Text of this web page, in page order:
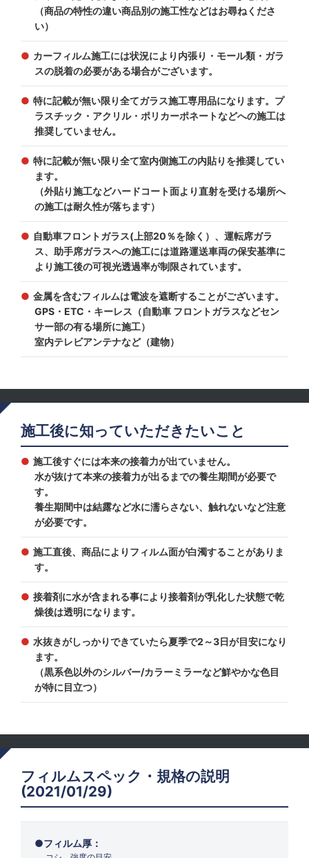
（商品の特性の違い商品別の施工性などはお尋ねくださ
い）
カーフィルム施工には状況により内張り・モール類・ガラ
スの脱着の必要がある場合がございます。
特に記載が無い限り全てガラス施工専用品になります。プ
ラスチック・アクリル・ポリカーポネートなどへの施工は
推奨していません。
特に記載が無い限り全て室内側施工の内貼りを推奨してい
ます。
（外貼り施工などハードコート面より直射を受ける場所へ
の施工は耐久性が落ちます）
自動車フロントガラス(上部20％を除く）、運転席ガラ
ス、助手席ガラスへの施工には道路運送車両の保安基準に
より施工後の可視光透過率が制限されています。
金属を含むフィルムは電波を遮断することがございます。
GPS・ETC・キーレス（自動車 フロントガラスなどセン
サー部の有る場所に施工）
室内テレビアンテナなど（建物）
施工後に知っていただきたいこと
施工後すぐには本来の接着力が出ていません。
水が抜けて本来の接着力が出るまでの養生期間が必要で
す。
養生期間中は結露など水に濡らさない、触れないなど注意
が必要です。
施工直後、商品によりフィルム面が白濁することがありま
す。
接着剤に水が含まれる事により接着剤が乳化した状態で乾
燥後は透明になります。
水抜きがしっかりできていたら夏季で2～3日が目安になり
ます。
（黒系色以外のシルバー/カラーミラーなど鮮やかな色目
が特に目立つ）
フィルムスペック・規格の説明
(2021/01/29)
フィルム厚：